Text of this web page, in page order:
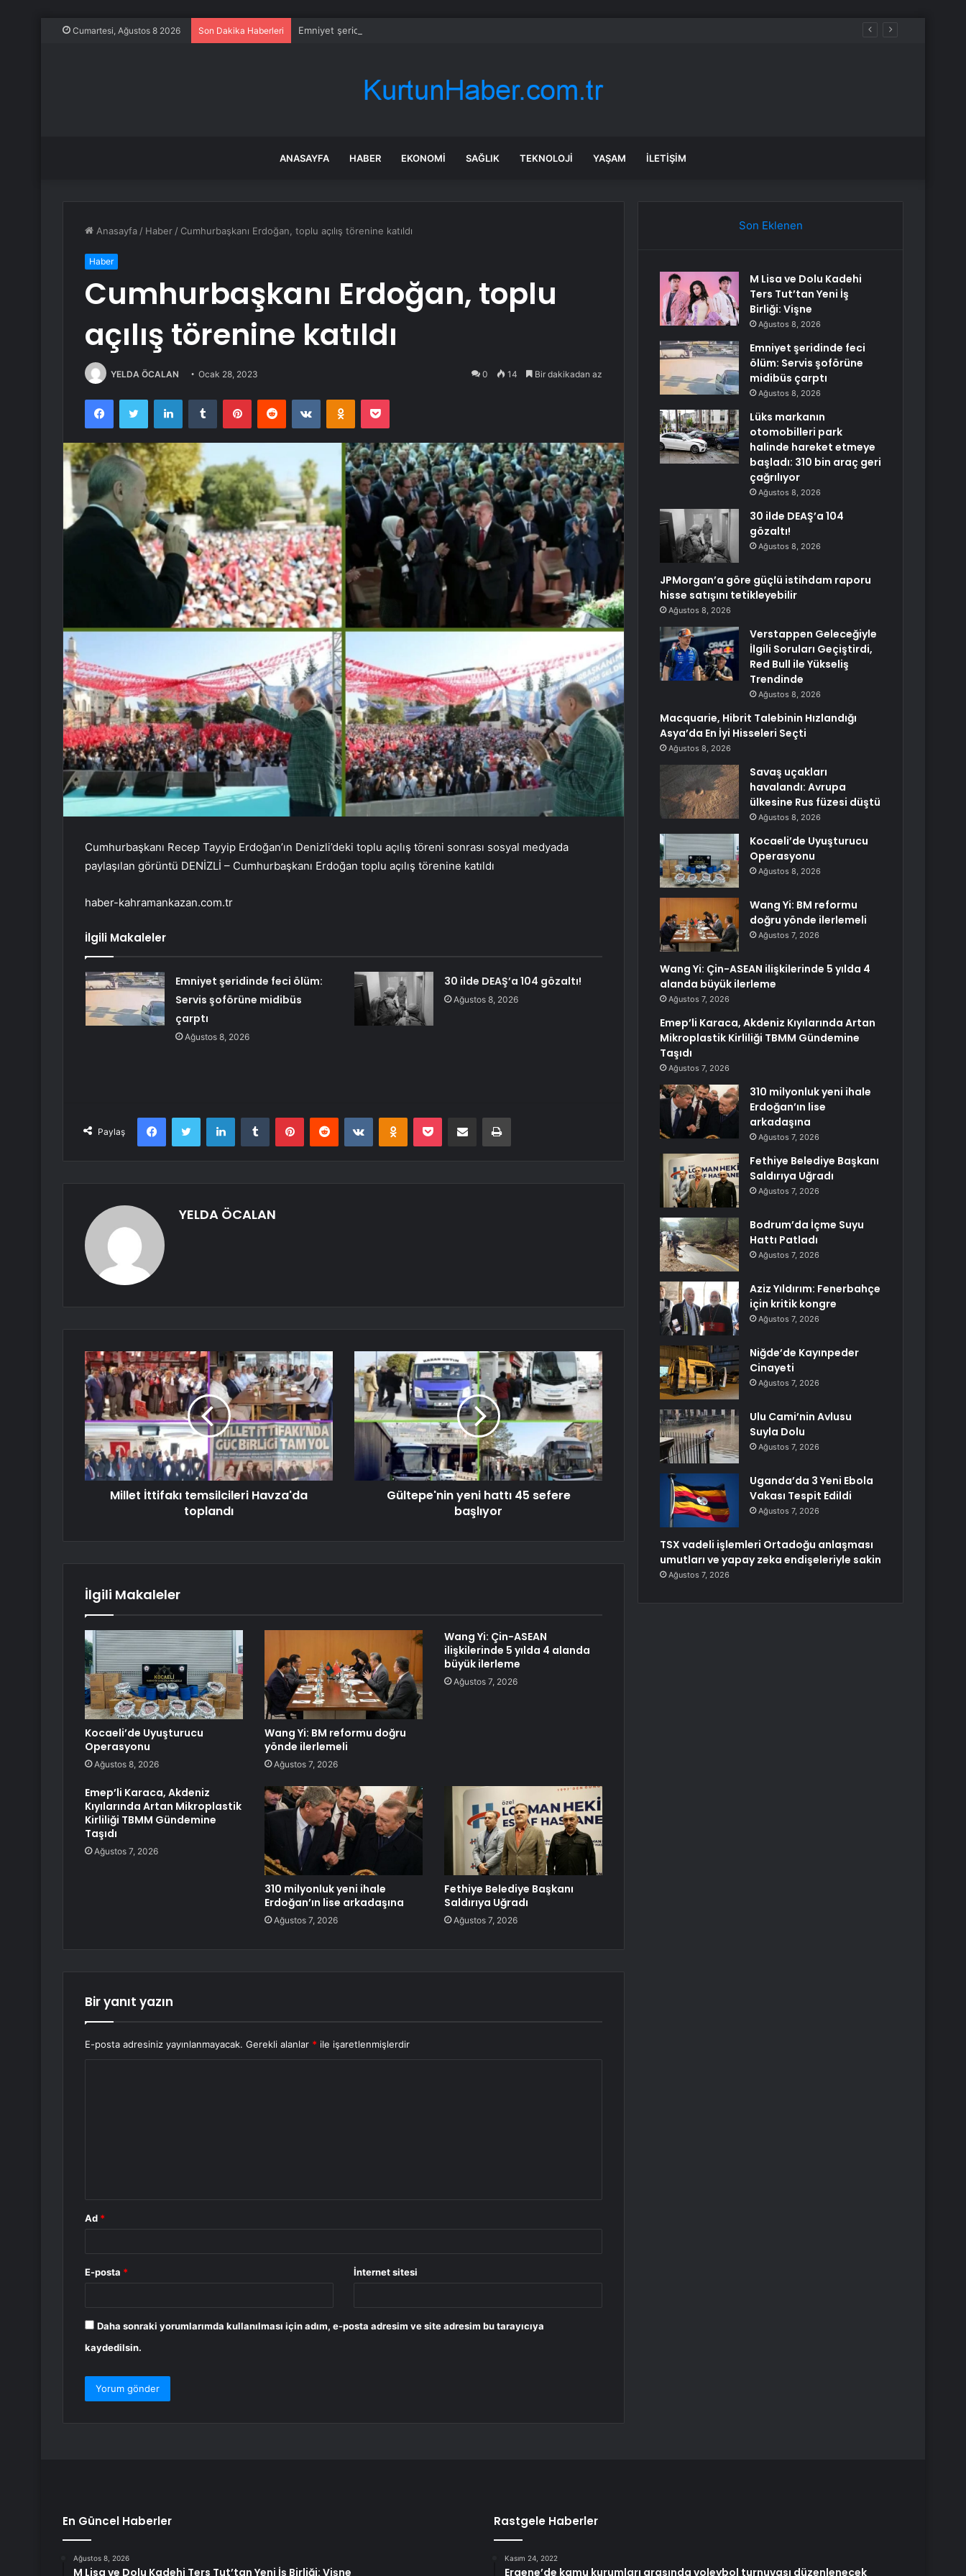
Cumartesi, Ağustos 8 2026 Son Dakika Haberleri Emniyet şeridinde feci ölüm: Servis şoförüne midibüs çarptı
ANASAYFA HABER EKONOMI SAĞLIK TEKNOLOJI YAŞAM İLETIŞIM
Anasayfa / Haber / Cumhurbaşkanı Erdoğan, toplu açılış törenine katıldı
Haber
Cumhurbaşkanı Erdoğan, toplu
açılış törenine katıldı
YELDA ÖCALAN Ocak 28, 2023 0 14 Bir dakikadan az
FacebookTwitter LinkedInTumblr PinterestReddit VKontakteOdnoklassniki
Pocket
Cumhurbaşkanı Recep Tayyip Erdoğan’ın Denizli’deki toplu açılış töreni sonrası sosyal medyada
paylaşılan görüntü DENİZLİ – Cumhurbaşkanı Erdoğan toplu açılış törenine katıldı
haber-kahramankazan.com.tr
İlgili Makaleler
Emniyet şeridinde feci ölüm:
Servis şoförüne midibüs
çarptı
Ağustos 8, 2026
30 ilde DEAŞ’a 104 gözaltı!
Ağustos 8, 2026
Paylaş
FacebookTwitter LinkedInTumblr PinterestReddit VKontakteOdnoklassniki
Pocket E-Posta ile paylaş Yazdır
YELDA ÖCALAN
Millet İttifakı temsilcileri Havza'da
toplandı
Gültepe'nin yeni hattı 45 sefere
başlıyor
İlgili Makaleler
Kocaeli’de Uyuşturucu
Operasyonu
Ağustos 8, 2026
Wang Yi: BM reformu doğru
yönde ilerlemeli
Ağustos 7, 2026
Wang Yi: Çin-ASEAN
ilişkilerinde 5 yılda 4 alanda
büyük ilerleme
Ağustos 7, 2026
Emep’li Karaca, Akdeniz
Kıyılarında Artan Mikroplastik
Kirliliği TBMM Gündemine
Taşıdı
Ağustos 7, 2026
310 milyonluk yeni ihale
Erdoğan’ın lise arkadaşına
Ağustos 7, 2026
Fethiye Belediye Başkanı
Saldırıya Uğradı
Ağustos 7, 2026
Bir yanıt yazın
E-posta adresiniz yayınlanmayacak. Gerekli alanlar * ile işaretlenmişlerdir
Ad *
E-posta * İnternet sitesi
Daha sonraki yorumlarımda kullanılması için adım, e-posta adresim ve site adresim bu tarayıcıya
kaydedilsin.
Son Eklenen
M Lisa ve Dolu Kadehi
Ters Tut’tan Yeni İş
Birliği: Vişne
Ağustos 8, 2026
Emniyet şeridinde feci
ölüm: Servis şoförüne
midibüs çarptı
Ağustos 8, 2026
Lüks markanın
otomobilleri park
halinde hareket etmeye
başladı: 310 bin araç geri
çağrılıyor
Ağustos 8, 2026
30 ilde DEAŞ’a 104
gözaltı!
Ağustos 8, 2026
JPMorgan’a göre güçlü istihdam raporu
hisse satışını tetikleyebilir
Ağustos 8, 2026
Verstappen Geleceğiyle
İlgili Soruları Geçiştirdi,
Red Bull ile Yükseliş
Trendinde
Ağustos 8, 2026
Macquarie, Hibrit Talebinin Hızlandığı
Asya’da En İyi Hisseleri Seçti
Ağustos 8, 2026
Savaş uçakları
havalandı: Avrupa
ülkesine Rus füzesi düştü
Ağustos 8, 2026
Kocaeli’de Uyuşturucu
Operasyonu
Ağustos 8, 2026
Wang Yi: BM reformu
doğru yönde ilerlemeli
Ağustos 7, 2026
Wang Yi: Çin-ASEAN ilişkilerinde 5 yılda 4
alanda büyük ilerleme
Ağustos 7, 2026
Emep’li Karaca, Akdeniz Kıyılarında Artan
Mikroplastik Kirliliği TBMM Gündemine
Taşıdı
Ağustos 7, 2026
310 milyonluk yeni ihale
Erdoğan’ın lise
arkadaşına
Ağustos 7, 2026
Fethiye Belediye Başkanı
Saldırıya Uğradı
Ağustos 7, 2026
Bodrum’da İçme Suyu
Hattı Patladı
Ağustos 7, 2026
Aziz Yıldırım: Fenerbahçe
için kritik kongre
Ağustos 7, 2026
Niğde’de Kayınpeder
Cinayeti
Ağustos 7, 2026
Ulu Cami’nin Avlusu
Suyla Dolu
Ağustos 7, 2026
Uganda’da 3 Yeni Ebola
Vakası Tespit Edildi
Ağustos 7, 2026
TSX vadeli işlemleri Ortadoğu anlaşması
umutları ve yapay zeka endişeleriyle sakin
Ağustos 7, 2026
En Güncel Haberler
Ağustos 8, 2026
M Lisa ve Dolu Kadehi Ters Tut’tan Yeni İş Birliği: Vişne
Rastgele Haberler
Kasım 24, 2022
Ergene’de kamu kurumları arasında voleybol turnuvası düzenlenecek